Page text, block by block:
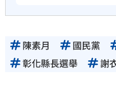
陳素月 國民黨
彰化縣長選舉
謝